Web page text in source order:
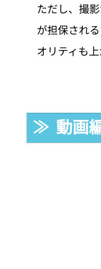
ただし、撮
が担保され
オリティも
≫  動画